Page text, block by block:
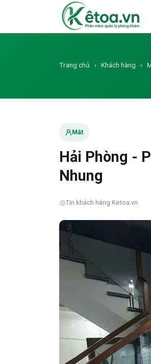
Trang chủ › Khách hàng ›
Mắt
Hải Phòng -
Nhung
Tin khách hàng Ketoa.vn